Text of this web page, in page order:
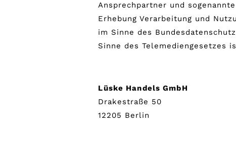
Ansprechpartner und
Erhebung Verarbeitung und
im Sinne des
Sinne des Telemediengesetzes
Lüske Handels GmbH
Drakestraße 50
12205 Berlin